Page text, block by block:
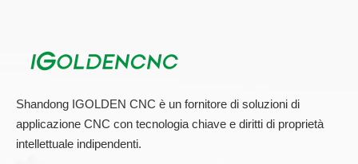
è il rumore anormale che la macchina per l'incisione della
schiuma emette durante l'operazione o il movimento di ciascun
Ci possono essere molte ragioni per il rumore del mandrino
della macchina per l'incisione della schiuma. Oltre ai problemi di
qualità come la scarsa qualità del motore del mandrino,
Shandong IGOLDEN CNC è un fornitore di soluzioni di
applicazione CNC con tecnologia chiave e diritti di proprietà
intellettuale indipendenti.